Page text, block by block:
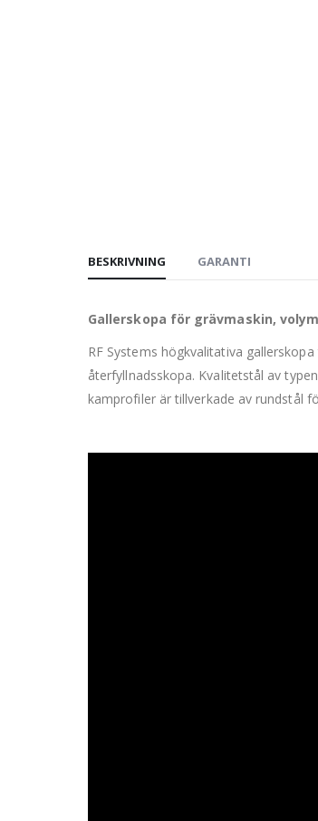
BESKRIVNING GARANTI
Gallerskopa för grävmaskin,
RF Systems högkvalitativa
återfyllnadsskopa. Kvalitetstål av
kamprofiler är tillverkade av rundstål